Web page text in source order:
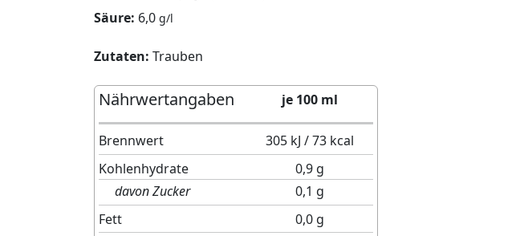
Säure: 6,0 g/l
Zutaten: Trauben
Nährwertangaben je 100 ml
Brennwert
305 kJ / 73 kcal
Kohlenhydrate
0,9 g
davon Zucker
0,1 g
Fett
0,0 g